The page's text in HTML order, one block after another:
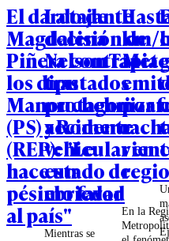
El dardo de
Magdalena
Piñera contra
los diputados
Manouchehri
(PS) y Romero
(REP): "Le
hace un
pésimo favor
al país"
La tajante
decisión de
Nelson Tapia
tras
protagonizar
accidente
vehicular en
estado de
ebriedad
Mientras se
km/
por
En la